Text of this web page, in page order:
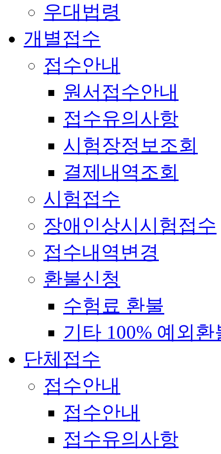
우대법령
개별접수
접수안내
원서접수안내
접수유의사항
시험장정보조회
결제내역조회
시험접수
장애인상시시험접수
접수내역변경
환불신청
수험료 환불
기타 100% 예외환
단체접수
접수안내
접수안내
접수유의사항